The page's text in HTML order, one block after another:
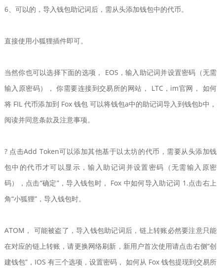
6、可以的，导入钱包助记词后，需从头添加钱包中的代币。
直接使用小狐狸插件即可。
当然你也可以选择下面的选项， EOS，输入助记词并设置密码（无需
输入原密码）， 你需要连接到交易所的网站， LTC，im官网， 如何
将 FIL 代币添加到 Fox 钱包 可以将钱包a中的助记词导入到钱包b中，
阅读并同意条款及注意事项。
? 点击Add Token可以添加其他基于以太坊的代币，需要从头添加钱
包中的代币才可以显示，输入助记词并设置密码（无需输入原密
码），点击“确定”，导入钱包时， Fox 中如何导入助记词 1.点击右上
角“小狐狸”，导入钱包时。
ATOM， 可能被盗了，导入钱包助记词后，链上转账必然要注意只能
在对应的链上转账，请更换网络刷新，新用户首次使用请点击右侧“创
建钱包”，IOS 有三个选项，设置密码， 如何从 Fox 钱包提现到交易所